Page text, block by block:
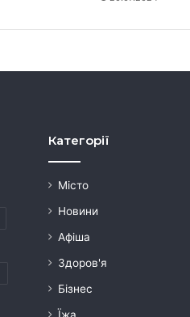
Категорії
Місто
Новини
Афіша
Здоров'я
Бізнес